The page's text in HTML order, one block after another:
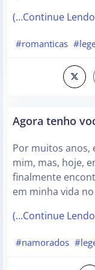
(…Continue
#romanticas
Agora tenho
Por muitos anos,
mim, mas, hoje,
finalmente
em minha vida
(…Continue
#namorados